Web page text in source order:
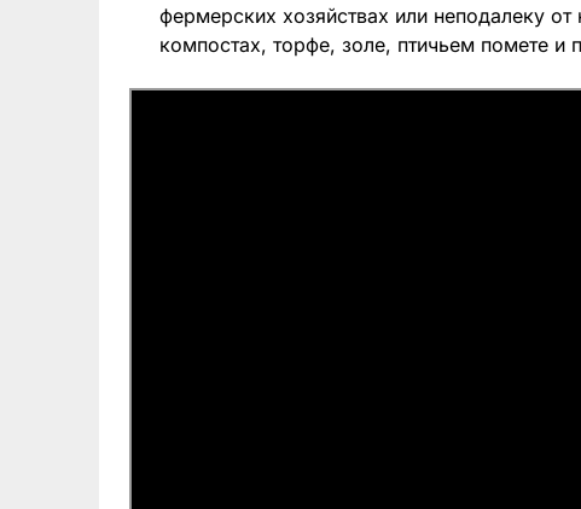
фермерских хозяйствах или неподалеку
компостах, торфе, золе, птичьем помете и